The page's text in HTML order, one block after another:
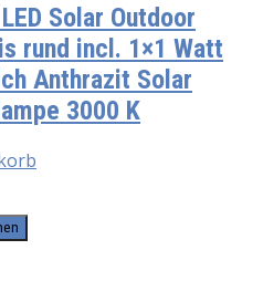
Solar Outdoor
rund incl. 1×1 Watt
Anthrazit Solar
3000 K